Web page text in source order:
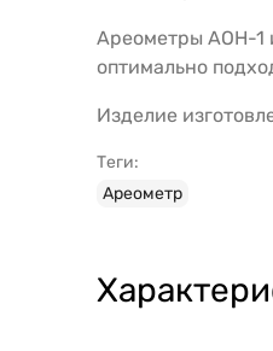
Ареометры АОН-1
оптимально
Изделие
Теги:
Ареометр